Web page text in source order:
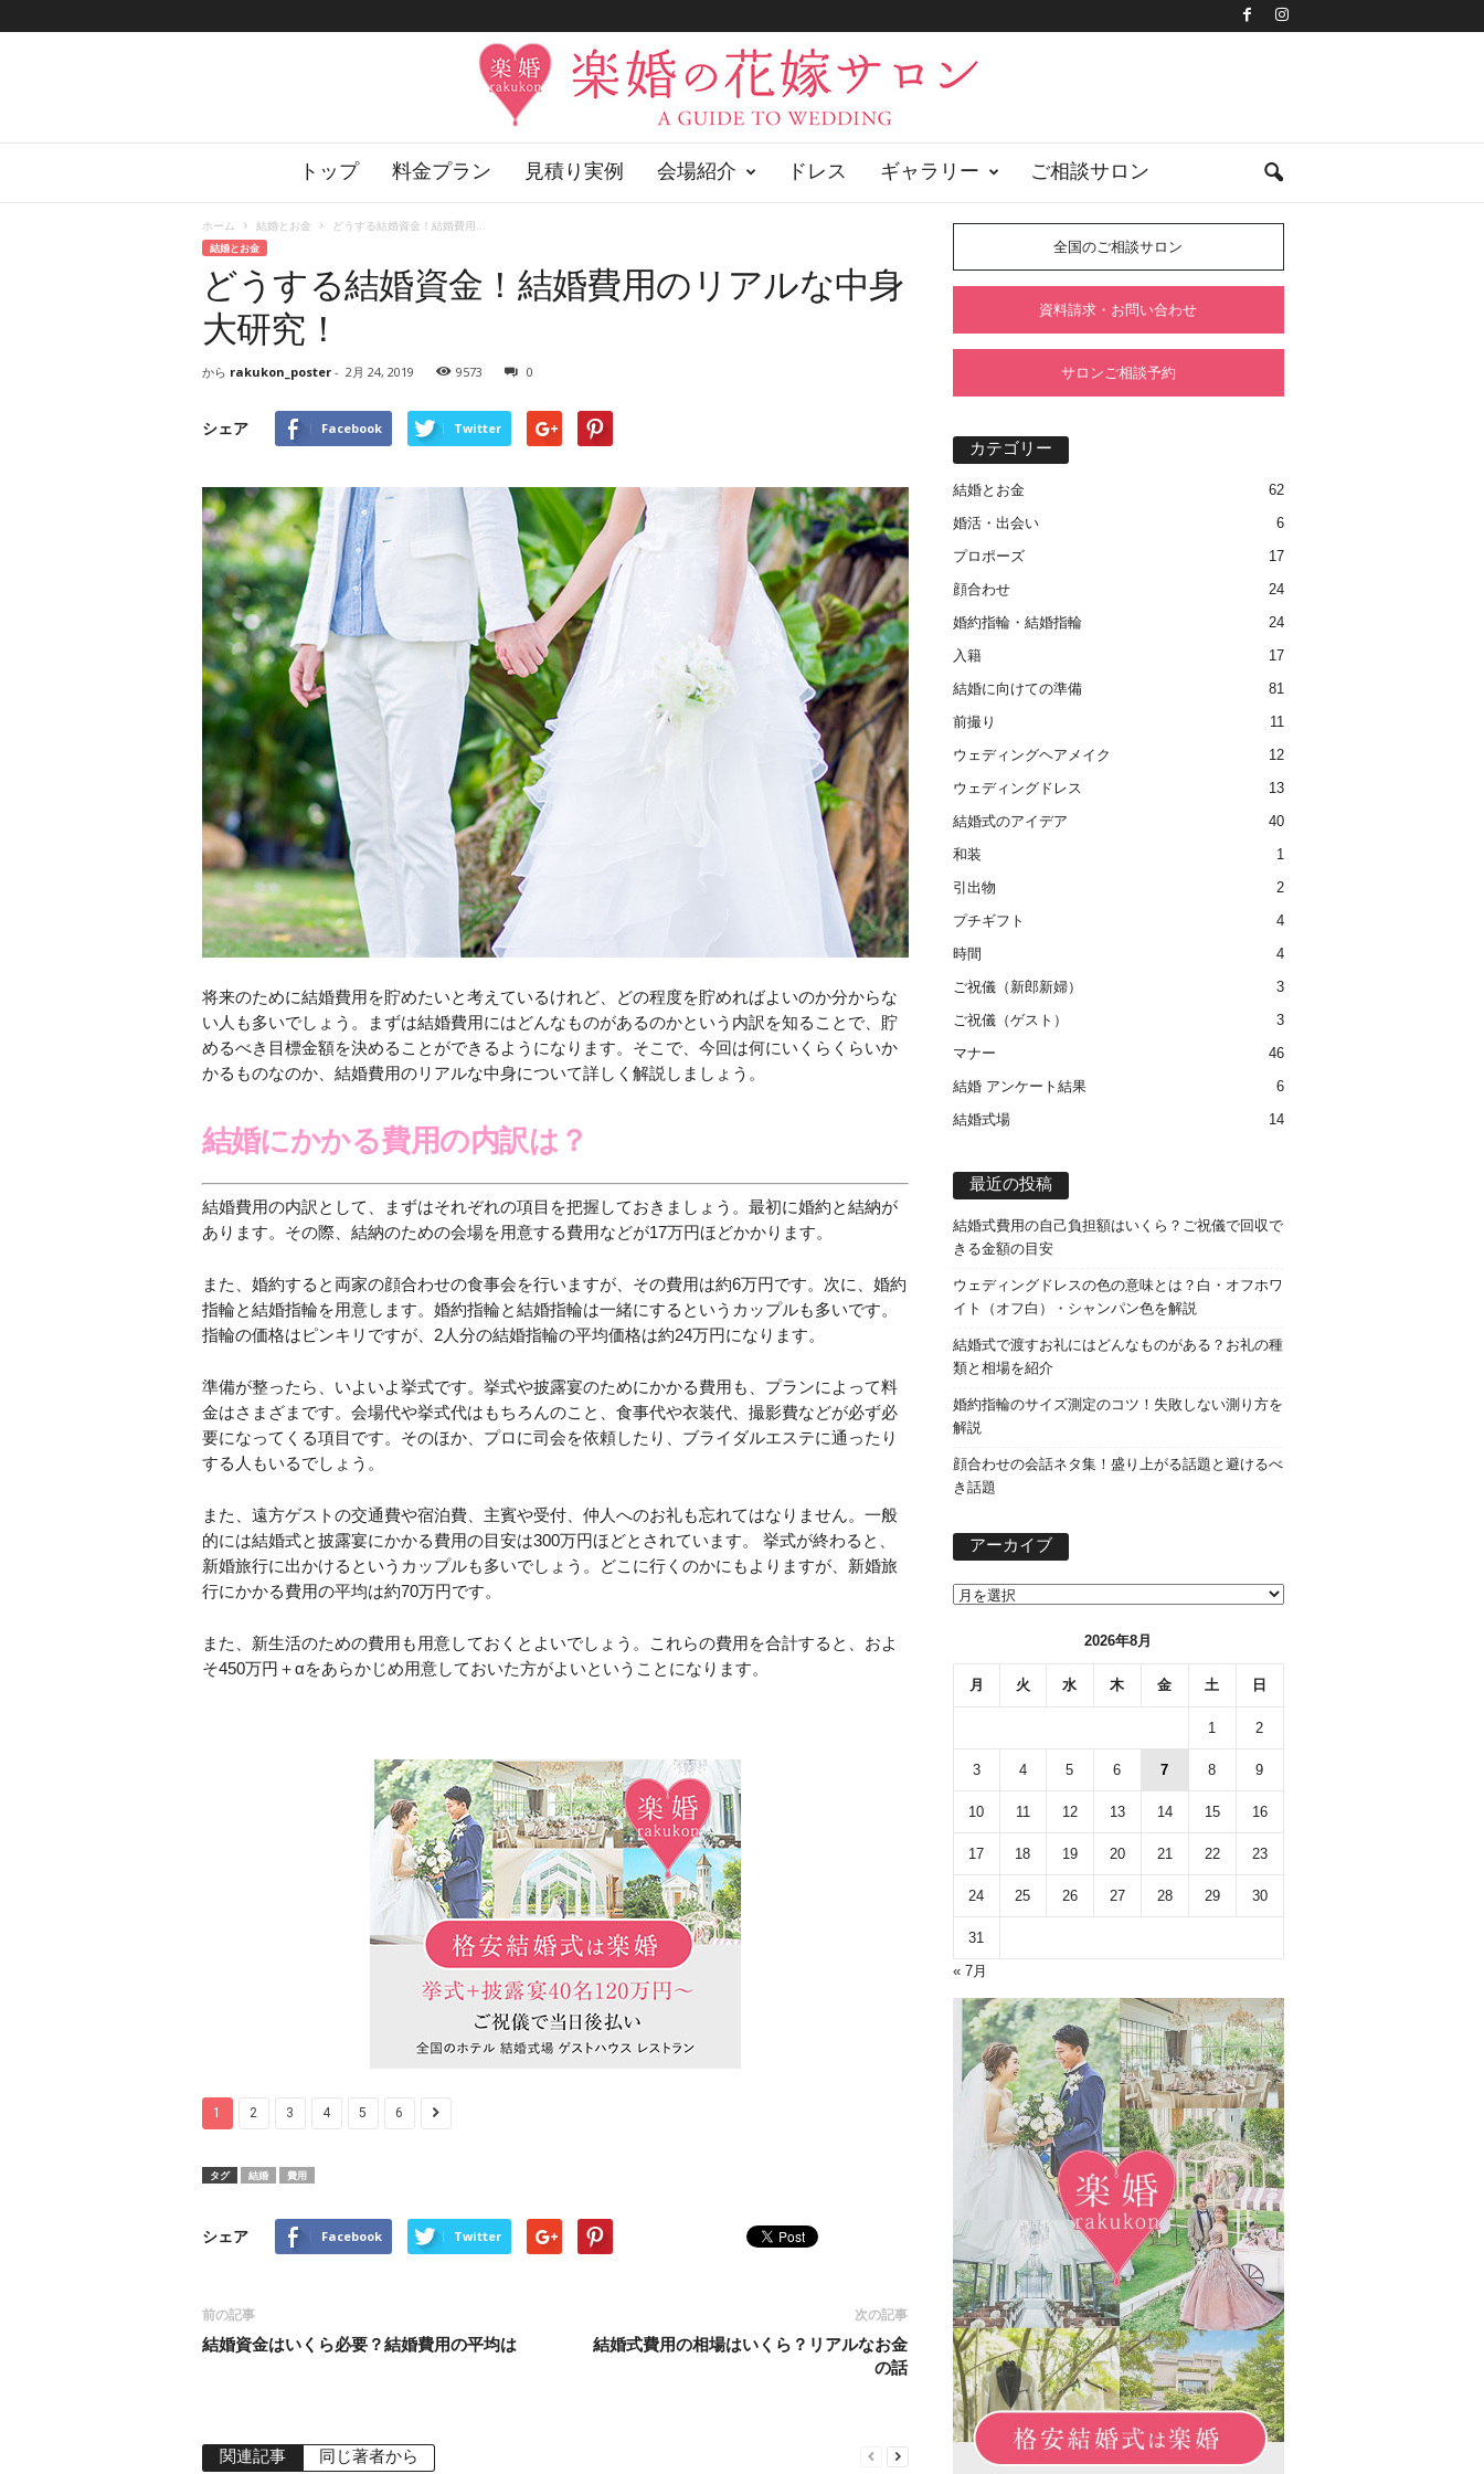
の
トップ 料金プラン 見積り実例 会場紹介 ドレス ギャラリー ご相談サロン
ホーム 結婚とお金 どうする結婚資金！結婚費用...
結婚とお金
どうする結婚資金！結婚費用のリアルな中身
大研究！
から rakukon_poster- 2月 24, 2019 9573 0
シェア Facebook Twitter
将来のために結婚費用を貯めたいと考えているけれど、どの程度を貯めればよいのか分からな
い人も多いでしょう。まずは結婚費用にはどんなものがあるのかという内訳を知ることで、貯
めるべき目標金額を決めることができるようになります。そこで、今回は何にいくらくらいか
かるものなのか、結婚費用のリアルな中身について詳しく解説しましょう。
結婚にかかる費用の内訳は？
結婚費用の内訳として、まずはそれぞれの項目を把握しておきましょう。最初に婚約と結納が
あります。その際、結納のための会場を用意する費用などが17万円ほどかかります。
また、婚約すると両家の顔合わせの食事会を行いますが、その費用は約6万円です。次に、婚約
指輪と結婚指輪を用意します。婚約指輪と結婚指輪は一緒にするというカップルも多いです。
指輪の価格はピンキリですが、2人分の結婚指輪の平均価格は約24万円になります。
準備が整ったら、いよいよ挙式です。挙式や披露宴のためにかかる費用も、プランによって料
金はさまざまです。会場代や挙式代はもちろんのこと、食事代や衣装代、撮影費などが必ず必
要になってくる項目です。そのほか、プロに司会を依頼したり、ブライダルエステに通ったり
する人もいるでしょう。
また、遠方ゲストの交通費や宿泊費、主賓や受付、仲人へのお礼も忘れてはなりません。一般
的には結婚式と披露宴にかかる費用の目安は300万円ほどとされています。 挙式が終わると、
新婚旅行に出かけるというカップルも多いでしょう。どこに行くのかにもよりますが、新婚旅
行にかかる費用の平均は約70万円です。
また、新生活のための費用も用意しておくとよいでしょう。これらの費用を合計すると、およ
そ450万円＋αをあらかじめ用意しておいた方がよいということになります。
1 2 3 4 5 6
タグ 結婚 費用
シェア Facebook Twitter
前の記事
結婚資金はいくら必要？結婚費用の平均は
次の記事
結婚式費用の相場はいくら？リアルなお金
の話
関連記事 同じ著者から
全国のご相談サロン
資料請求・お問い合わせ
サロンご相談予約
カテゴリー
結婚とお金
62
婚活・出会い
6
プロポーズ
17
顔合わせ
24
婚約指輪・結婚指輪
24
入籍
17
結婚に向けての準備
81
前撮り
11
ウェディングヘアメイク
12
ウェディングドレス
13
結婚式のアイデア
40
和装
1
引出物
2
プチギフト
4
時間
4
ご祝儀（新郎新婦）
3
ご祝儀（ゲスト）
3
マナー
46
結婚 アンケート結果
6
結婚式場
14
最近の投稿
結婚式費用の自己負担額はいくら？ご祝儀で回収で
きる金額の目安
ウェディングドレスの色の意味とは？白・オフホワ
イト（オフ白）・シャンパン色を解説
結婚式で渡すお礼にはどんなものがある？お礼の種
類と相場を紹介
婚約指輪のサイズ測定のコツ！失敗しない測り方を
解説
顔合わせの会話ネタ集！盛り上がる話題と避けるべ
き話題
アーカイブ
2026年8月
月 火 水 木 金 土 日
1 2
3 4 5 6 7 8 9
10 11 12 13 14 15 16
17 18 19 20 21 22 23
24 25 26 27 28 29 30
31
« 7月